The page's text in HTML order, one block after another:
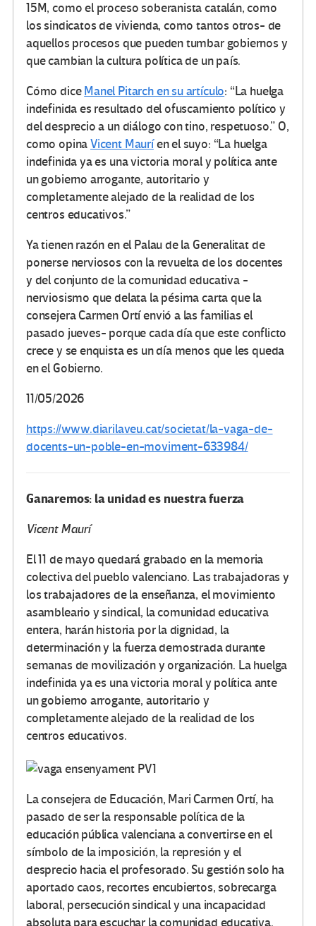
15M, como el proceso soberanista catalán, como
los sindicatos de vivienda, como tantos otros- de
aquellos procesos que pueden tumbar gobiernos y
que cambian la cultura política de un país.
Cómo diceManel Pitarch en su artículo: “La huelga
indefinida es resultado del ofuscamiento político y
del desprecio a un diálogo con tino, respetuoso.” O,
como opinaVicent Mauríen el suyo: “La huelga
indefinida ya es una victoria moral y política ante
un gobierno arrogante, autoritario y
completamente alejado de la realidad de los
centros educativos.”
Ya tienen razón en el Palau de la Generalitat de
ponerse nerviosos con la revuelta de los docentes
y del conjunto de la comunidad educativa -
nerviosismo que delata la pésima carta que la
consejera Carmen Ortí envió a las familias el
pasado jueves- porque cada día que este conflicto
crece y se enquista es un día menos que les queda
en el Gobierno.
11/05/2026
https://www.diarilaveu.cat/societat/la-vaga-de-
docents-un-poble-en-moviment-633984/
Ganaremos: la unidad es nuestra fuerza
Vicent Maurí
El 11 de mayo quedará grabado en la memoria
colectiva del pueblo valenciano. Las trabajadoras y
los trabajadores de la enseñanza, el movimiento
asambleario y sindical, la comunidad educativa
entera, harán historia por la dignidad, la
determinación y la fuerza demostrada durante
semanas de movilización y organización. La huelga
indefinida ya es una victoria moral y política ante
un gobierno arrogante, autoritario y
completamente alejado de la realidad de los
centros educativos.
La consejera de Educación, Mari Carmen Ortí, ha
pasado de ser la responsable política de la
educación pública valenciana a convertirse en el
símbolo de la imposición, la represión y el
desprecio hacia el profesorado. Su gestión solo ha
aportado caos, recortes encubiertos, sobrecarga
laboral, persecución sindical y una incapacidad
absoluta para escuchar la comunidad educativa.